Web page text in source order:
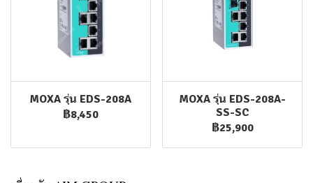
MOXA รุ่น EDS-208A
฿8,450
MOXA รุ่น EDS-208A-
SS-SC
฿25,900